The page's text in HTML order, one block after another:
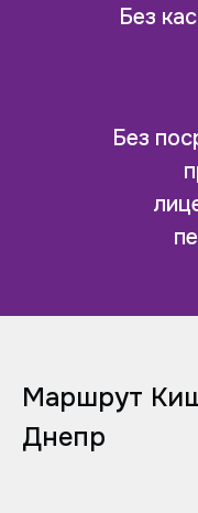
Без
Без
Маршрут
Днепр